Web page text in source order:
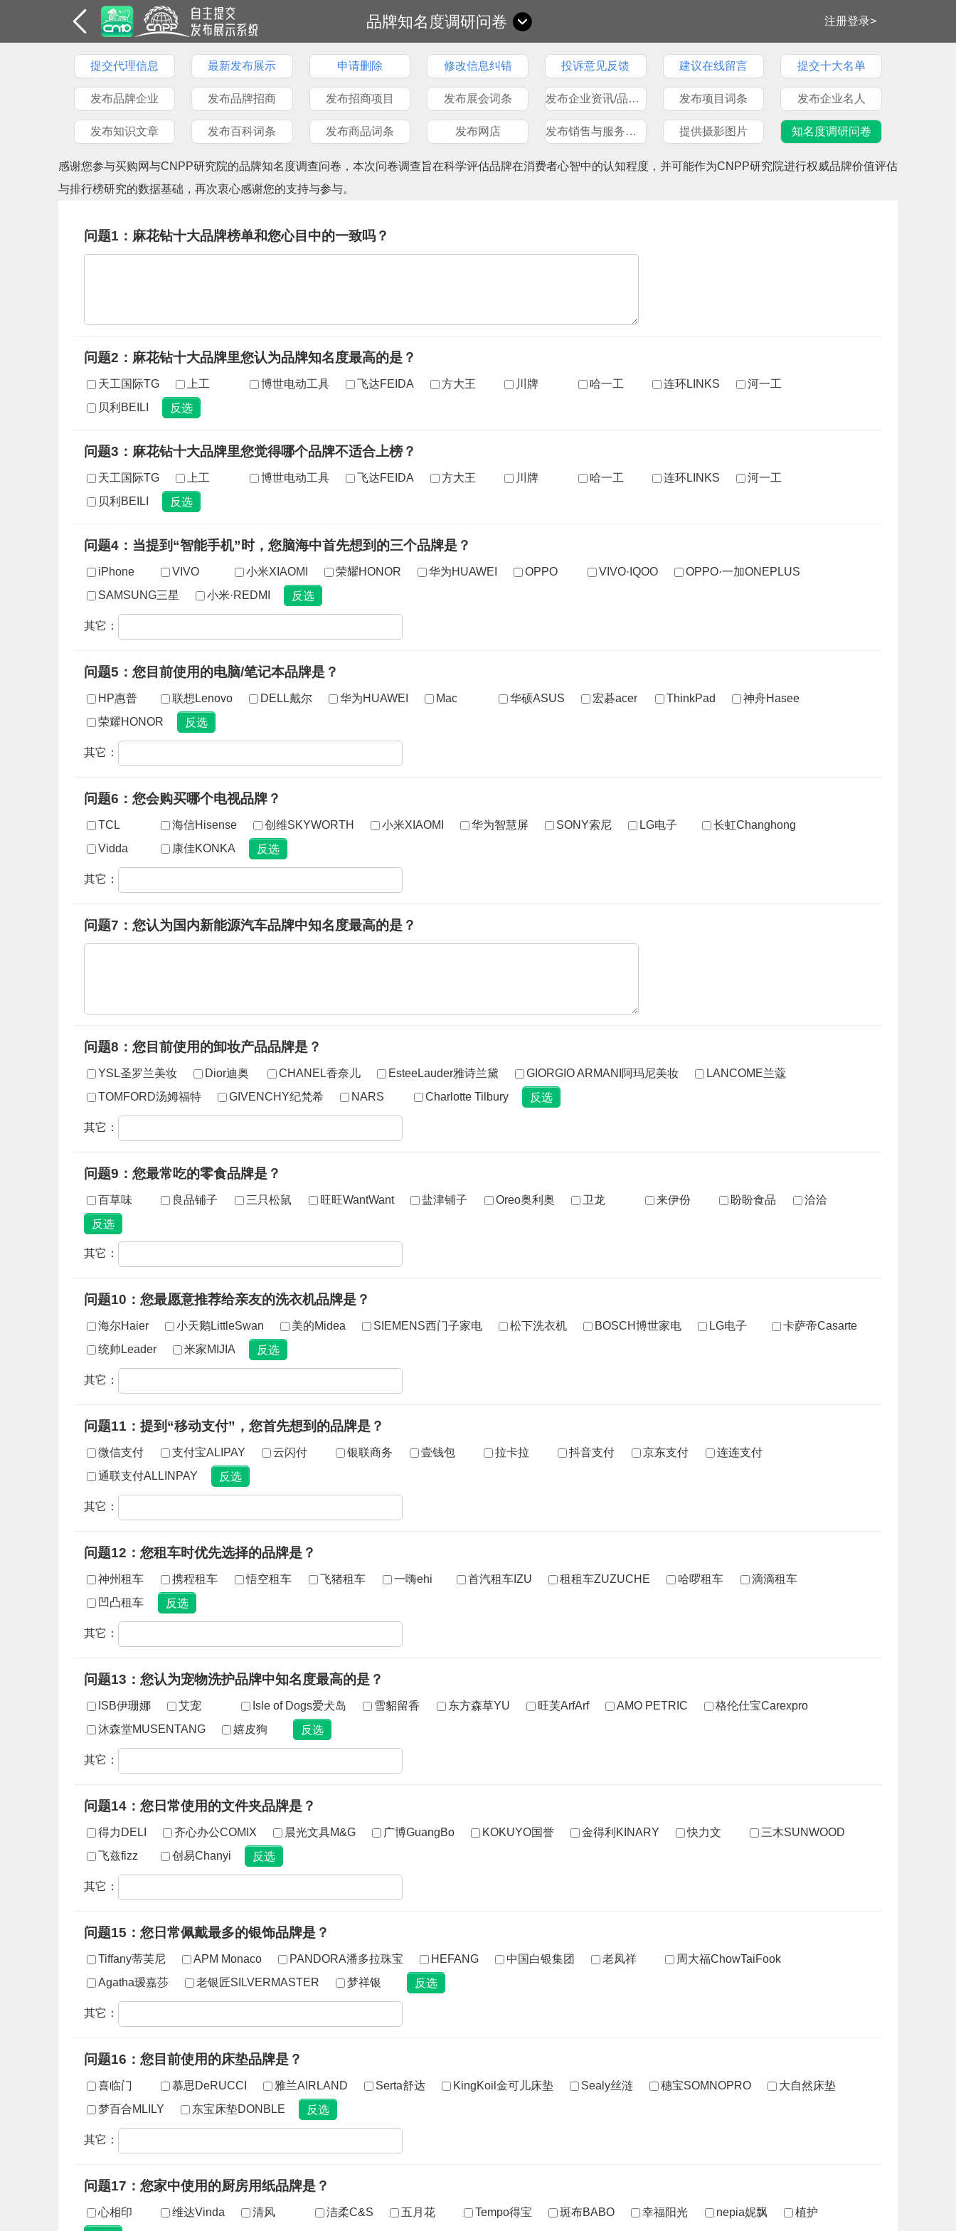
品牌知名度调研问卷 注册登录>
提交代理信息 最新发布展示 申请删除 修改信息纠错 投诉意见反馈 建议在线留言 提交十大名单
发布品牌企业 发布品牌招商 发布招商项目 发布展会词条 发布企业资讯/品牌文章 发布项目词条 发布企业名人
发布知识文章 发布百科词条 发布商品词条 发布网店 发布销售与服务网点 提供摄影图片 知名度调研问卷
感谢您参与买购网与CNPP研究院的品牌知名度调查问卷，本次问卷调查旨在科学评估品牌在消费者心智中的认知程度，并可能作为CNPP研究院进行权威品牌价值评估
与排行榜研究的数据基础，再次衷心感谢您的支持与参与。
问题1：麻花钻十大品牌榜单和您心目中的一致吗？
问题2：麻花钻十大品牌里您认为品牌知名度最高的是？
天工国际TG 上工 博世电动工具 飞达FEIDA 方大王 川牌 哈一工 连环LINKS
河一工
贝利BEILI
问题3：麻花钻十大品牌里您觉得哪个品牌不适合上榜？
天工国际TG 上工 博世电动工具 飞达FEIDA 方大王 川牌 哈一工 连环LINKS
河一工
贝利BEILI
问题4：当提到“智能手机”时，您脑海中首先想到的三个品牌是？
iPhone VIVO 小米XIAOMI 荣耀HONOR 华为HUAWEI OPPO VIVO·IQOO
OPPO·一加ONEPLUS
SAMSUNG三星
小米·REDMI
其它：
问题5：您目前使用的电脑/笔记本品牌是？
HP惠普 联想Lenovo DELL戴尔 华为HUAWEI Mac 华硕ASUS 宏碁acer ThinkPad
神舟Hasee
荣耀HONOR
其它：
问题6：您会购买哪个电视品牌？
TCL 海信Hisense 创维SKYWORTH 小米XIAOMI 华为智慧屏 SONY索尼 LG电子
长虹Changhong
Vidda
康佳KONKA
其它：
问题7：您认为国内新能源汽车品牌中知名度最高的是？
问题8：您目前使用的卸妆产品品牌是？
YSL圣罗兰美妆 Dior迪奥 CHANEL香奈儿 EsteeLauder雅诗兰黛 GIORGIO ARMANI阿玛尼美妆
LANCOME兰蔻
TOMFORD汤姆福特
GIVENCHY纪梵希 NARS Charlotte Tilbury
其它：
问题9：您最常吃的零食品牌是？
百草味 良品铺子 三只松鼠 旺旺WantWant 盐津铺子 Oreo奥利奥 卫龙 来伊份 盼盼食品 洽洽
其它：
问题10：您最愿意推荐给亲友的洗衣机品牌是？
海尔Haier 小天鹅LittleSwan 美的Midea SIEMENS西门子家电 松下洗衣机 BOSCH博世家电 LG电子
卡萨帝Casarte
统帅Leader
米家MIJIA
其它：
问题11：提到“移动支付”，您首先想到的品牌是？
微信支付 支付宝ALIPAY 云闪付 银联商务 壹钱包 拉卡拉 抖音支付 京东支付
连连支付
通联支付ALLINPAY
其它：
问题12：您租车时优先选择的品牌是？
神州租车 携程租车 悟空租车 飞猪租车 一嗨ehi 首汽租车IZU 租租车ZUZUCHE 哈啰租车
滴滴租车
凹凸租车
其它：
问题13：您认为宠物洗护品牌中知名度最高的是？
ISB伊珊娜 艾宠 Isle of Dogs爱犬岛 雪貂留香 东方森草YU 旺芙ArfArf AMO PETRIC
格伦仕宝Carexpro
沐森堂MUSENTANG
嬉皮狗
其它：
问题14：您日常使用的文件夹品牌是？
得力DELI 齐心办公COMIX 晨光文具M&G 广博GuangBo KOKUYO国誉 金得利KINARY 快力文
三木SUNWOOD
飞兹fizz
创易Chanyi
其它：
问题15：您日常佩戴最多的银饰品牌是？
Tiffany蒂芙尼 APM Monaco PANDORA潘多拉珠宝 HEFANG 中国白银集团 老凤祥
周大福ChowTaiFook
Agatha瑷嘉莎
老银匠SILVERMASTER 梦祥银
其它：
问题16：您目前使用的床垫品牌是？
喜临门 慕思DeRUCCI 雅兰AIRLAND Serta舒达 KingKoil金可儿床垫 Sealy丝涟 穗宝SOMNOPRO
大自然床垫
梦百合MLILY
东宝床垫DONBLE
其它：
问题17：您家中使用的厨房用纸品牌是？
心相印 维达Vinda 清风 洁柔C&S 五月花 Tempo得宝 斑布BABO 幸福阳光 nepia妮飘 植护